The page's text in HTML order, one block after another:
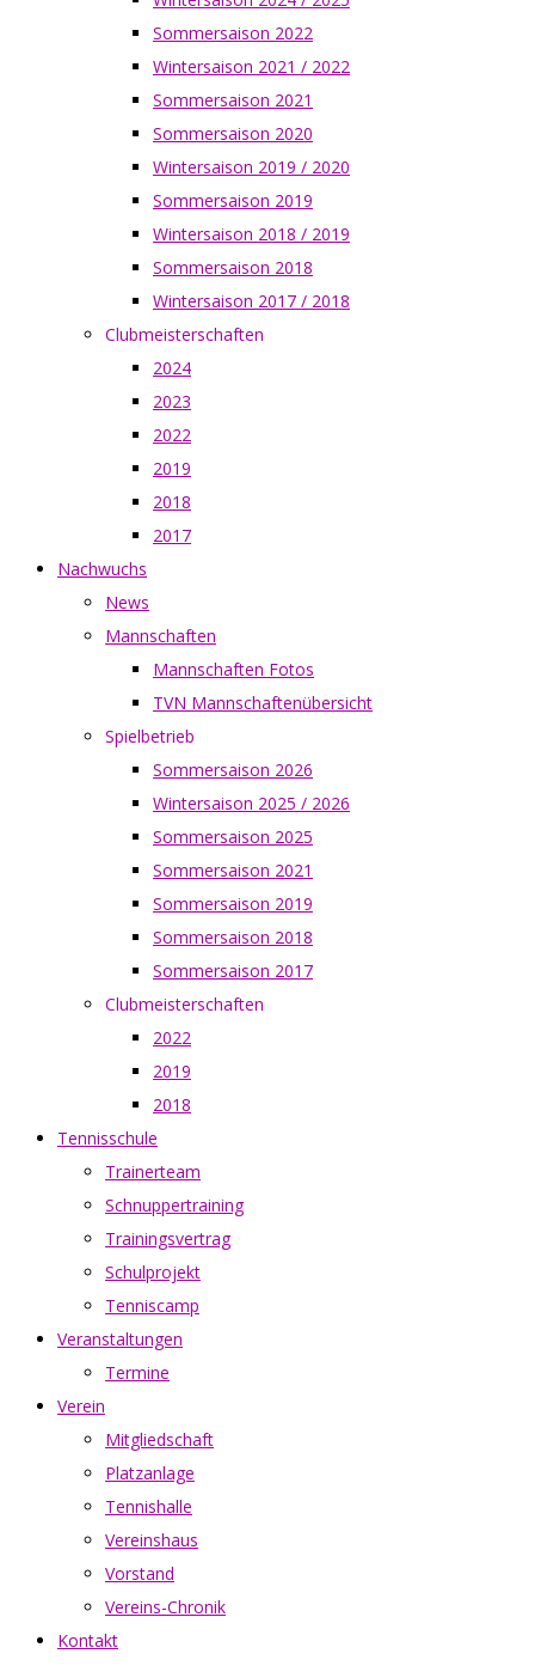
Sommersaison 2022
Wintersaison 2021 / 2022
Sommersaison 2021
Sommersaison 2020
Wintersaison 2019 / 2020
Sommersaison 2019
Wintersaison 2018 / 2019
Sommersaison 2018
Wintersaison 2017 / 2018
Clubmeisterschaften
2024
2023
2022
2019
2018
2017
Nachwuchs
News
Mannschaften
Mannschaften Fotos
TVN Mannschaftenübersicht
Spielbetrieb
Sommersaison 2026
Wintersaison 2025 / 2026
Sommersaison 2025
Sommersaison 2021
Sommersaison 2019
Sommersaison 2018
Sommersaison 2017
Clubmeisterschaften
2022
2019
2018
Tennisschule
Trainerteam
Schnuppertraining
Trainingsvertrag
Schulprojekt
Tenniscamp
Veranstaltungen
Termine
Verein
Mitgliedschaft
Platzanlage
Tennishalle
Vereinshaus
Vorstand
Vereins-Chronik
Kontakt